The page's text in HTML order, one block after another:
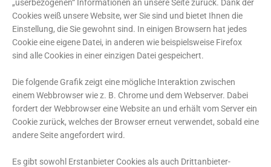
„userbezogenen“ Informationen an unsere Seite zurück. Dank der
Cookies weiß unsere Website, wer Sie sind und bietet Ihnen die
Einstellung, die Sie gewohnt sind. In einigen Browsern hat jedes
Cookie eine eigene Datei, in anderen wie beispielsweise Firefox
sind alle Cookies in einer einzigen Datei gespeichert.
Die folgende Grafik zeigt eine mögliche Interaktion zwischen
einem Webbrowser wie z. B. Chrome und dem Webserver. Dabei
fordert der Webbrowser eine Website an und erhält vom Server ein
Cookie zurück, welches der Browser erneut verwendet, sobald eine
andere Seite angefordert wird.
Es gibt sowohl Erstanbieter Cookies als auch Drittanbieter-